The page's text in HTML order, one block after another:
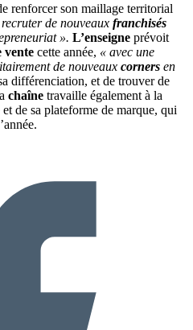
renforcer son maillage territorial
de nouveaux franchisés
». L’enseigne prévoit
vente cette année, « avec une
de nouveaux corners en
différenciation, et de trouver de
chaîne travaille également à la
et de sa plateforme de marque, qui